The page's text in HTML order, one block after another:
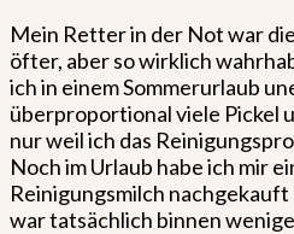
Mein Retter in der Not war
öfter, aber so wirklich
ich in einem Sommerurlaub
überproportional viele Pickel
nur weil ich das
Noch im Urlaub habe ich mir
Reinigungsmilch
war tatsächlich binnen